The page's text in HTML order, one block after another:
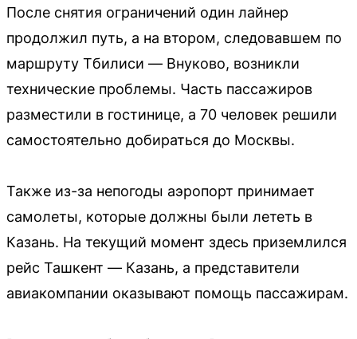
После снятия ограничений один лайнер
продолжил путь, а на втором, следовавшем по
маршруту Тбилиси — Внуково, возникли
технические проблемы. Часть пассажиров
разместили в гостинице, а 70 человек решили
самостоятельно добираться до Москвы.
Также из-за непогоды аэропорт принимает
самолеты, которые должны были лететь в
Казань. На текущий момент здесь приземлился
рейс Ташкент — Казань, а представители
авиакомпании оказывают помощь пассажирам.